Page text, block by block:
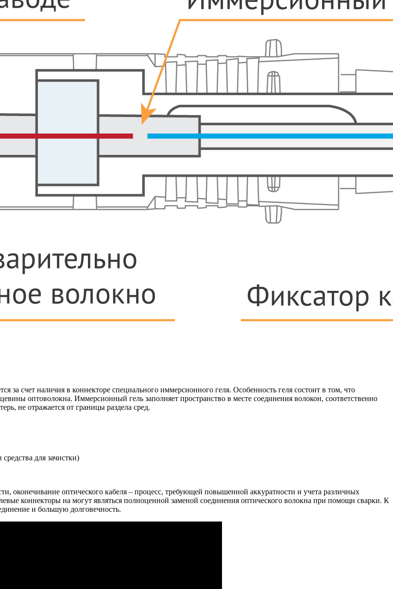
за счет наличия в коннекторе специального иммерсионного геля. Особенность геля состоит в том, что
оптоволокна. Иммерсионный гель заполняет пространство в месте соединения волокон, соответственно
не отражается от границы раздела сред.
для зачистки)
оконечивание оптического кабеля – процесс, требующей повышенной аккуратности и учета различных
коннекторы на могут являться полноценной заменой соединения оптического волокна при помощи сварки. К
и большую долговечность.